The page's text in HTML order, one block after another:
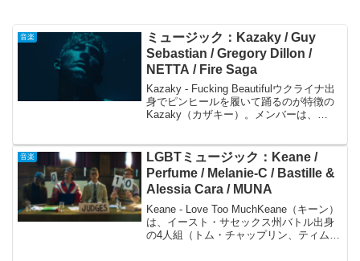
音楽
ミュージック：Kazaky / Guy
Sebastian / Gregory Dillon /
NETTA / Fire Saga
Kazaky - Fucking Beautifulウクライナ出
身でピンヒールを履いて踊るのが特徴の
Kazaky（カザキー）。メンバーは、
音楽
LGBTミュージック：Keane /
Perfume / Melanie-C / Bastille &
Alessia Cara / MUNA
Keane - Love Too MuchKeane（キーン）
は、イースト・サセックス州バトル出身
の4人組（トム・チャップリン、ティム・